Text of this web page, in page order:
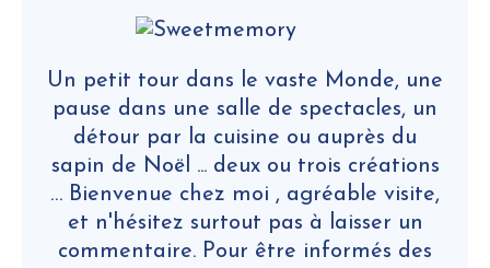
Un petit tour dans le vaste Monde, une
pause dans une salle de spectacles, un
détour par la cuisine ou auprès du
sapin de Noël ... deux ou trois créations
… Bienvenue chez moi , agréable visite,
et n'hésitez surtout pas à laisser un
commentaire. Pour être informés des